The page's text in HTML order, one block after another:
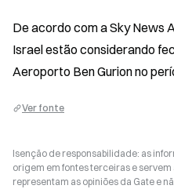
De acordo com a Sky News
Israel estão considerando
Aeroporto Ben Gurion no
Ver fonte
Isenção de responsabilidade: as
origem em fontes terceiras e
representam as opiniões da Gate e